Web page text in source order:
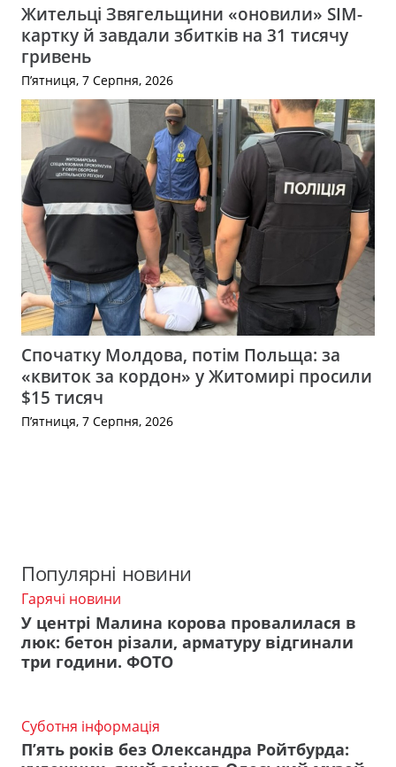
Жительці Звягельщини «оновили» SIM-
картку й завдали збитків на 31 тисячу
гривень
П’ятниця, 7 Серпня, 2026
Спочатку Молдова, потім Польща: за
«квиток за кордон» у Житомирі просили
$15 тисяч
П’ятниця, 7 Серпня, 2026
Популярні новини
Гарячі новини
У центрі Малина корова провалилася в
люк: бетон різали, арматуру відгинали
три години. ФОТО
Суботня інформація
П’ять років без Олександра Ройтбурда: